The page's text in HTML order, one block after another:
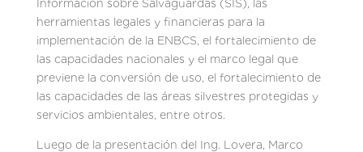
Información sobre Salvaguardas (SIS), las
herramientas legales y financieras para la
implementación de la ENBCS, el fortalecimiento de
las capacidades nacionales y el marco legal que
previene la conversión de uso, el fortalecimiento de
las capacidades de las áreas silvestres protegidas y
servicios ambientales, entre otros.
Luego de la presentación del Ing. Lovera, Marco